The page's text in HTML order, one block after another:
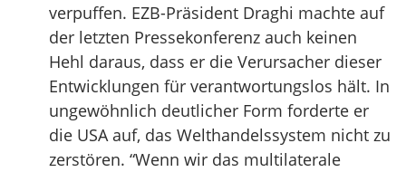
verpuffen. EZB-Präsident Draghi machte auf
der letzten Pressekonferenz auch keinen
Hehl daraus, dass er die Verursacher dieser
Entwicklungen für verantwortungslos hält. In
ungewöhnlich deutlicher Form forderte er
die USA auf, das Welthandelssystem nicht zu
zerstören. “Wenn wir das multilaterale